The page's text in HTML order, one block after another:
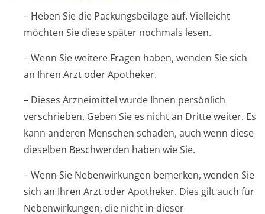
– Heben Sie die Packungsbeilage auf. Vielleicht
möchten Sie diese später nochmals lesen.
– Wenn Sie weitere Fragen haben, wenden Sie sich
an Ihren Arzt oder Apotheker.
– Dieses Arzneimittel wurde Ihnen persönlich
verschrieben. Geben Sie es nicht an Dritte weiter. Es
kann anderen Menschen schaden, auch wenn diese
dieselben Beschwerden haben wie Sie.
– Wenn Sie Nebenwirkungen bemerken, wenden Sie
sich an Ihren Arzt oder Apotheker. Dies gilt auch für
Nebenwirkungen, die nicht in dieser